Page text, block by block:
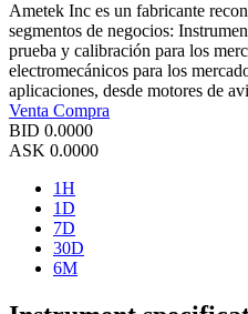
Ametek Inc es un fabricante
segmentos de negocios:
prueba y calibración para los
electromecánicos para los
aplicaciones, desde motores de
Venta Compra
BID 0.0000
ASK 0.0000
1H
1D
7D
30D
6M